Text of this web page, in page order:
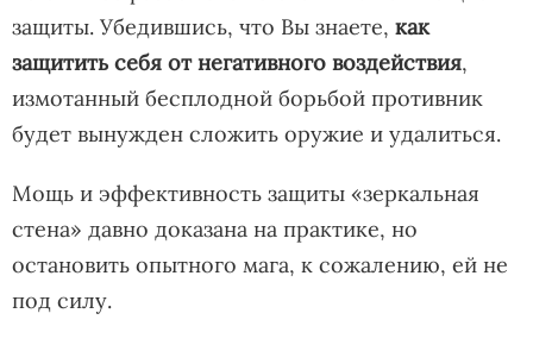
защиты. Убедившись, что Вы знаете, как
защитить себя от негативного воздействия,
измотанный бесплодной борьбой противник
будет вынужден сложить оружие и удалиться.
Мощь и эффективность защиты «зеркальная
стена» давно доказана на практике, но
остановить опытного мага, к сожалению, ей не
под силу.